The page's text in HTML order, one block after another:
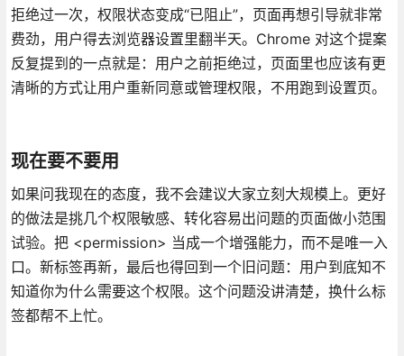
拒绝过一次，权限状态变成“已阻止”，页面再想引导就非常
费劲，用户得去浏览器设置里翻半天。Chrome 对这个提案
反复提到的一点就是：用户之前拒绝过，页面里也应该有更
清晰的方式让用户重新同意或管理权限，不用跑到设置页。
现在要不要用
如果问我现在的态度，我不会建议大家立刻大规模上。更好
的做法是挑几个权限敏感、转化容易出问题的页面做小范围
试验。把 <permission> 当成一个增强能力，而不是唯一入
口。新标签再新，最后也得回到一个旧问题：用户到底知不
知道你为什么需要这个权限。这个问题没讲清楚，换什么标
签都帮不上忙。